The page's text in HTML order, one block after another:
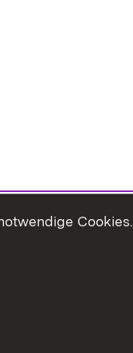
Cookies.